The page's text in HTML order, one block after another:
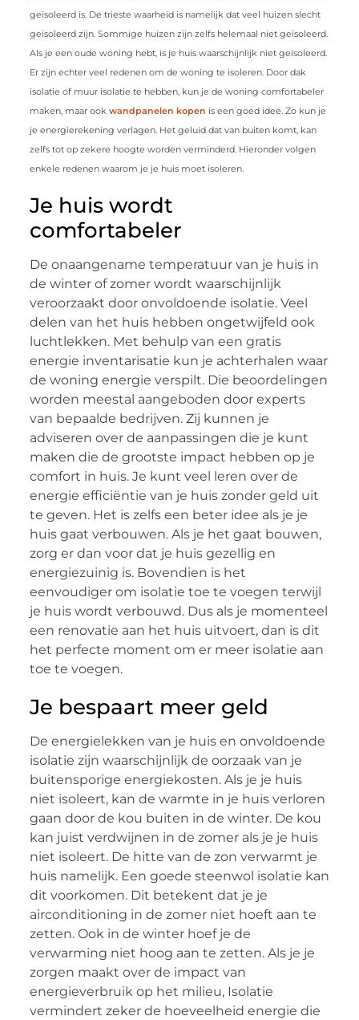
geïsoleerd is. De trieste waarheid is namelijk dat veel huizen slecht
geïsoleerd zijn. Sommige huizen zijn zelfs helemaal niet geïsoleerd.
Als je een oude woning hebt, is je huis waarschijnlijk niet geïsoleerd.
Er zijn echter veel redenen om de woning te isoleren. Door dak
isolatie of muur isolatie te hebben, kun je de woning comfortabeler
maken, maar ook wandpanelen kopen is een goed idee. Zo kun je
je energierekening verlagen. Het geluid dat van buiten komt, kan
zelfs tot op zekere hoogte worden verminderd. Hieronder volgen
enkele redenen waarom je je huis moet isoleren.
Je huis wordt
comfortabeler
De onaangename temperatuur van je huis in
de winter of zomer wordt waarschijnlijk
veroorzaakt door onvoldoende isolatie. Veel
delen van het huis hebben ongetwijfeld ook
luchtlekken. Met behulp van een gratis
energie inventarisatie kun je achterhalen waar
de woning energie verspilt. Die beoordelingen
worden meestal aangeboden door experts
van bepaalde bedrijven. Zij kunnen je
adviseren over de aanpassingen die je kunt
maken die de grootste impact hebben op je
comfort in huis. Je kunt veel leren over de
energie efficiëntie van je huis zonder geld uit
te geven. Het is zelfs een beter idee als je je
huis gaat verbouwen. Als je het gaat bouwen,
zorg er dan voor dat je huis gezellig en
energiezuinig is. Bovendien is het
eenvoudiger om isolatie toe te voegen terwijl
je huis wordt verbouwd. Dus als je momenteel
een renovatie aan het huis uitvoert, dan is dit
het perfecte moment om er meer isolatie aan
toe te voegen.
Je bespaart meer geld
De energielekken van je huis en onvoldoende
isolatie zijn waarschijnlijk de oorzaak van je
buitensporige energiekosten. Als je je huis
niet isoleert, kan de warmte in je huis verloren
gaan door de kou buiten in de winter. De kou
kan juist verdwijnen in de zomer als je je huis
niet isoleert. De hitte van de zon verwarmt je
huis namelijk. Een goede steenwol isolatie kan
dit voorkomen. Dit betekent dat je je
airconditioning in de zomer niet hoeft aan te
zetten. Ook in de winter hoef je de
verwarming niet hoog aan te zetten. Als je je
zorgen maakt over de impact van
energieverbruik op het milieu, Isolatie
vermindert zeker de hoeveelheid energie die